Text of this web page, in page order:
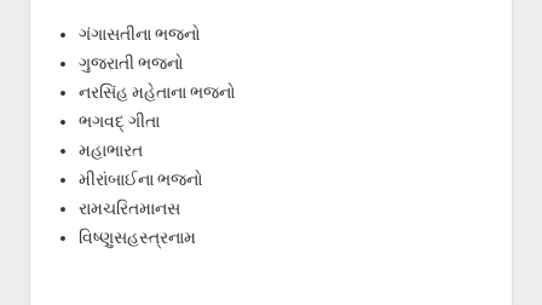
ગંગાસતીના ભજનો
ગુજરાતી ભજનો
નરસિંહ મહેતાના ભજનો
ભગવદ્ ગીતા
મહાભારત
મીરાંબાઈના ભજનો
રામચરિતમાનસ
વિષ્ણુસહસ્ત્રનામ